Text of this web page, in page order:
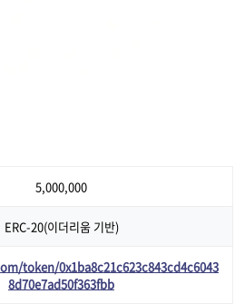
5,000,000
ERC-20(이더리움 기반)
token/0x1ba8c21c623c843cd4c6043
8d70e7ad50f363fbb